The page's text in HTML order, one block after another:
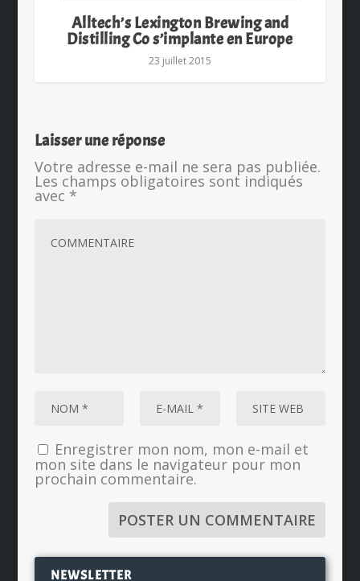
Alltech’s Lexington Brewing and
Distilling Co s’implante en Europe
23 juillet 2015
Laisser une réponse
Votre adresse e-mail ne sera pas publiée.
Les champs obligatoires sont indiqués
avec *
Enregistrer mon nom, mon e-mail et
mon site dans le navigateur pour mon
prochain commentaire.
NEWSLETTER